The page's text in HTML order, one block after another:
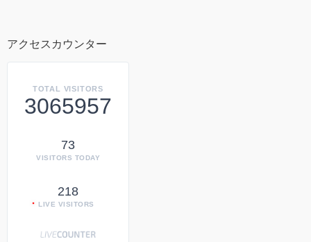
アクセスカウンター
TOTAL VISITORS
3065957
73
VISITORS TODAY
218
LIVE VISITORS